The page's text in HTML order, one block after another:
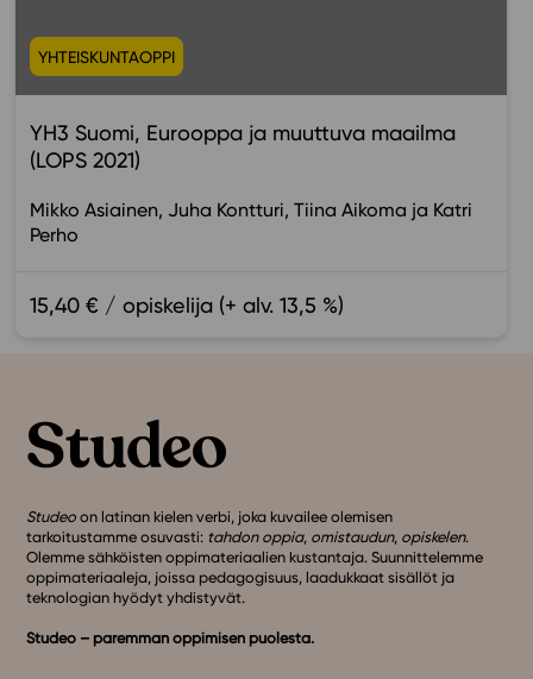
YHTEISKUNTAOPPI
YH3 Suomi, Eurooppa ja muuttuva maailma
(LOPS 2021)
Mikko Asiainen Juha Kontturi Tiina Aikoma
Katri
Perho
15,40 € / opiskelija (+ alv. 13,5 %)
Studeo on latinan kielen verbi, joka kuvailee olemisen
tarkoitustamme osuvasti: tahdon oppia, omistaudun, opiskelen.
Olemme sähköisten oppimateriaalien kustantaja. Suunnittelemme
oppimateriaaleja, joissa pedagogisuus, laadukkaat sisällöt ja
teknologian hyödyt yhdistyvät.
Studeo – paremman oppimisen puolesta.